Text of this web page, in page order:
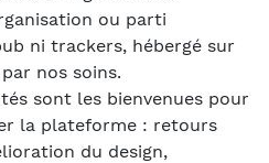
ou parti
ni trackers, hébergé sur
nos soins.
sont les bienvenues pour
la plateforme : retours
du design,